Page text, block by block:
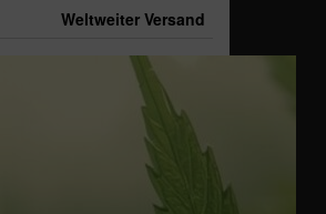
Weltweiter Versand